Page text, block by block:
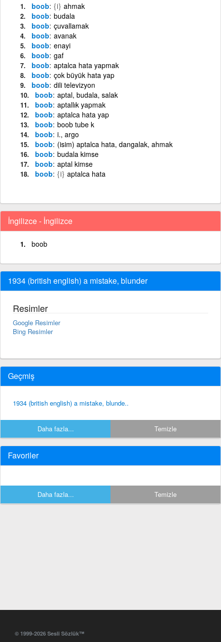
boob {i} ahmak
boob budala
boob çuvallamak
boob avanak
boob enayi
boob gaf
boob aptalca hata yapmak
boob çok büyük hata yap
boob dili televizyon
boob aptal, budala, salak
boob aptallık yapmak
boob aptalca hata yap
boob boob tube k
boob i., argo
boob (isim) aptalca hata, dangalak, ahmak
boob budala kimse
boob aptal kimse
boob {i} aptalca hata
İngilizce - İngilizce
boob
1934 (british english) a mistake, blunder
Resimler
Google Resimler
Bing Resimler
Geçmiş
1934 (british english) a mistake, blunde..
Daha fazla... Temizle
Favoriler
Daha fazla... Temizle
© 1999-2026 Sesli Sözlük™